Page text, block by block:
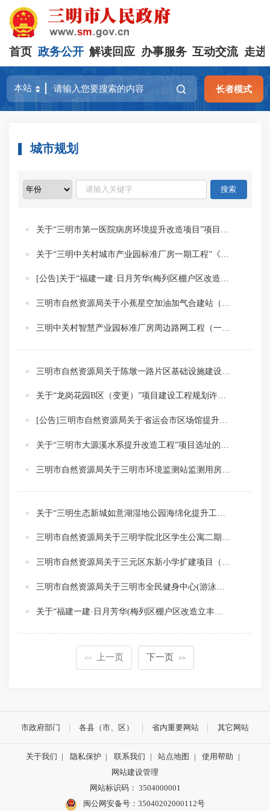
首页 政务公开 解读回应 办事服务 互动交流 走进
长者模式
城市规划
[公告]关于“福建一建·日月芳华(梅列区棚户区改造立丰旧厂生活区A地块）5#楼”项目建设工程规划许可证变更的批前公示
三明市自然资源局关于小蕉星空加油加气合建站（一期）建筑设计方案总平面图的批前公示
关于“龙岗花园B区（变更）”项目建设工程规划许可证变更的批前公示
[公告]三明市自然资源局关于省运会市区场馆提升项目（三明市老年人体育健身活动中心）建筑设计方案总平面图的批前公示
关于“三明市大源溪水系提升改造工程”项目选址的批前公示
三明市自然资源局关于三明学院北区学生公寓二期建设项目设计方案总平面图的批前公示
三明市自然资源局关于三元区东新小学扩建项目（一期）设计方案总平面图的批前公示20251020
<< 上一页 下一页 >>
市政府部门 各县（市、区） 省内重要网站 其它网站
关于我们 | 隐私保护 | 联系我们 | 站点地图 | 使用帮助
|
网站建设管理
网站标识码： 3504000001
闽公网安备号：35040202000112号